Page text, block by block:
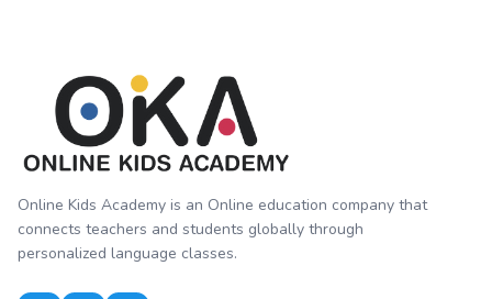
Online Kids Academy is an Online education company that
connects teachers and students globally through
personalized language classes.